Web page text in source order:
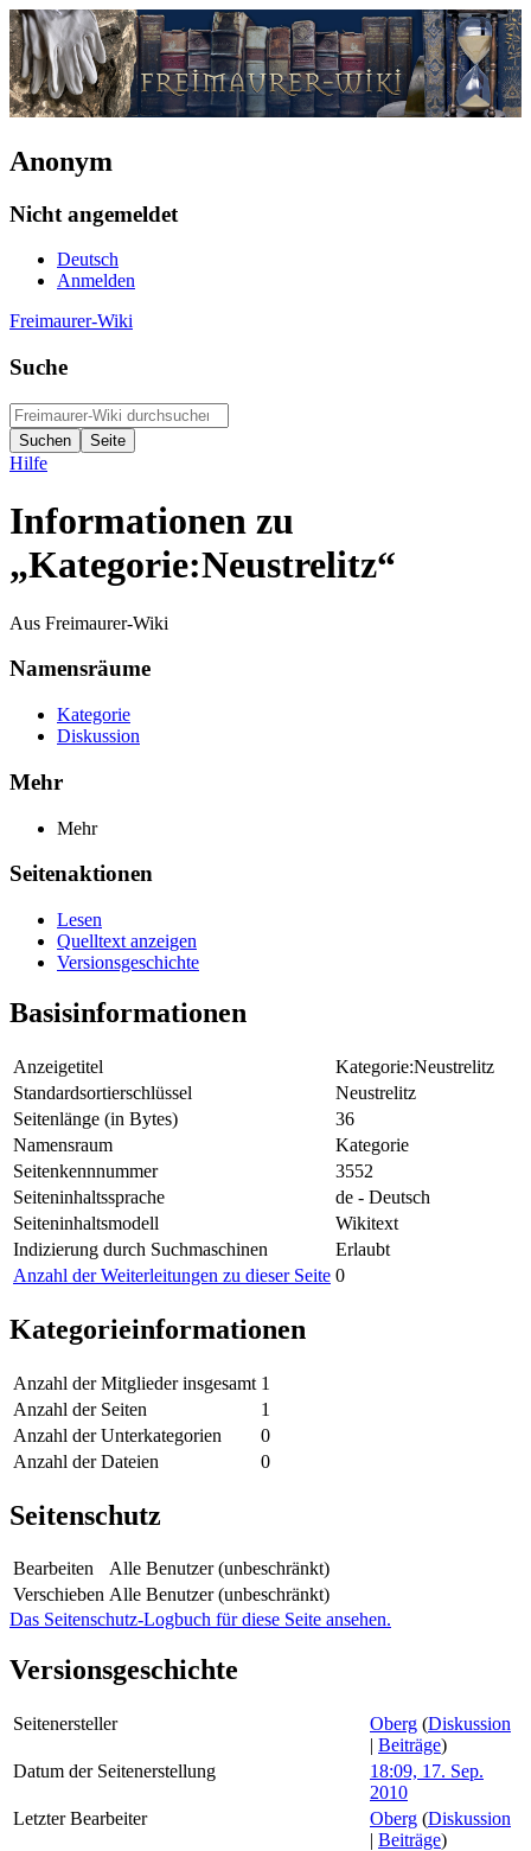
Anonym
Nicht angemeldet
Deutsch
Anmelden
Freimaurer-Wiki
Suche
Hilfe
Informationen zu
„Kategorie:Neustrelitz“
Aus Freimaurer-Wiki
Namensräume
Kategorie
Diskussion
Mehr
Mehr
Seitenaktionen
Lesen
Quelltext anzeigen
Versionsgeschichte
Basisinformationen
Anzeigetitel
Kategorie:Neustrelitz
Standardsortierschlüssel
Neustrelitz
Seitenlänge (in Bytes)
36
Namensraum
Kategorie
Seitenkennnummer
3552
Seiteninhaltssprache
de - Deutsch
Seiteninhaltsmodell
Wikitext
Indizierung durch Suchmaschinen
Erlaubt
Anzahl der Weiterleitungen zu dieser Seite 0
Kategorieinformationen
Anzahl der Mitglieder insgesamt 1
Anzahl der Seiten
1
Anzahl der Unterkategorien
0
Anzahl der Dateien
0
Seitenschutz
Bearbeiten
Alle Benutzer (unbeschränkt)
Verschieben Alle Benutzer (unbeschränkt)
Das Seitenschutz-Logbuch für diese Seite ansehen.
Versionsgeschichte
Seitenersteller Oberg (Diskussion
| Beiträge)
Datum der Seitenerstellung
18:09, 17. Sep.
2010
Letzter Bearbeiter
Oberg (Diskussion
| Beiträge)